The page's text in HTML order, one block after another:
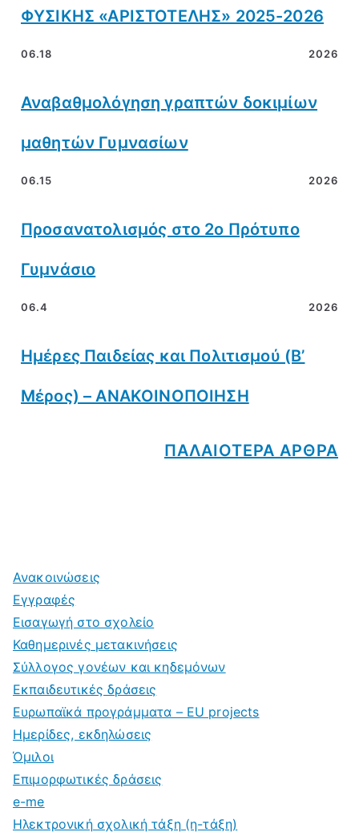
ΦΥΣΙΚΗΣ «ΑΡΙΣΤΟΤΕΛΗΣ» 2025-2026
06.18 2026
Αναβαθμολόγηση γραπτών δοκιμίων
μαθητών Γυμνασίων
06.15 2026
Προσανατολισμός στο 2ο Πρότυπο
Γυμνάσιο
06.4 2026
Ημέρες Παιδείας και Πολιτισμού (Β’
Μέρος) – ΑΝΑΚΟΙΝΟΠΟΙΗΣΗ
ΠΑΛΑΙΟΤΕΡΑ ΑΡΘΡΑ
Ανακοινώσεις
Εγγραφές
Εισαγωγή στο σχολείο
Καθημερινές μετακινήσεις
Σύλλογος γονέων και κηδεμόνων
Εκπαιδευτικές δράσεις
Ευρωπαϊκά προγράμματα – EU projects
Ημερίδες, εκδηλώσεις
Όμιλοι
Επιμορφωτικές δράσεις
e-me
Ηλεκτρονική σχολική τάξη (η-τάξη)